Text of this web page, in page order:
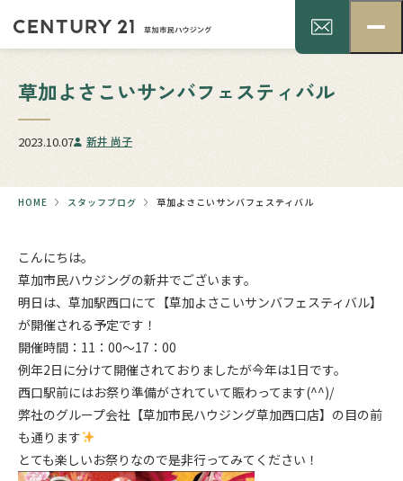
草加よさこいサンバフェスティバル
2023.10.07 新井 尚子
HOME スタッフブログ 草加よさこいサンバフェスティバル
こんにちは。
草加市民ハウジングの新井でございます。
明日は、草加駅西口にて【草加よさこいサンバフェスティバル】
が開催される予定です！
開催時間：11：00～17：00
例年2日に分けて開催されておりましたが今年は1日です。
西口駅前にはお祭り準備がされていて賑わってます(^^)/
弊社のグループ会社【草加市民ハウジング草加西口店】の目の前
も通ります
とても楽しいお祭りなので是非行ってみてください！